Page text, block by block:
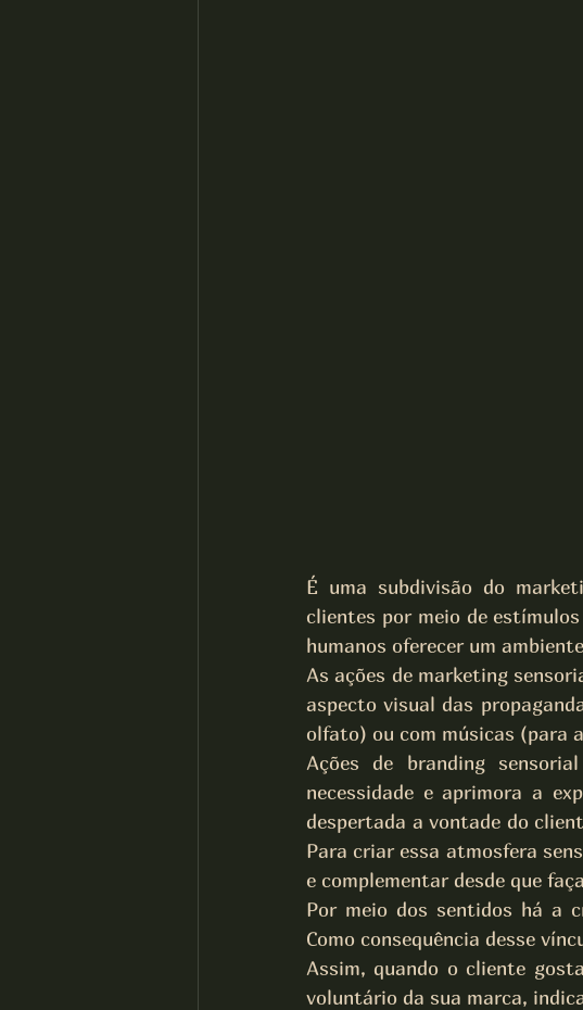
É uma subdivisão do
clientes por meio de
humanos oferecer um
As ações de marketing
aspecto visual das
olfato) ou com músicas (para
Ações de branding
necessidade e aprimora a
despertada a vontade do
Para criar essa atmosfera
e complementar desde que
Por meio dos sentidos há a
Como consequência desse
Assim, quando o cliente
voluntário da sua marca,